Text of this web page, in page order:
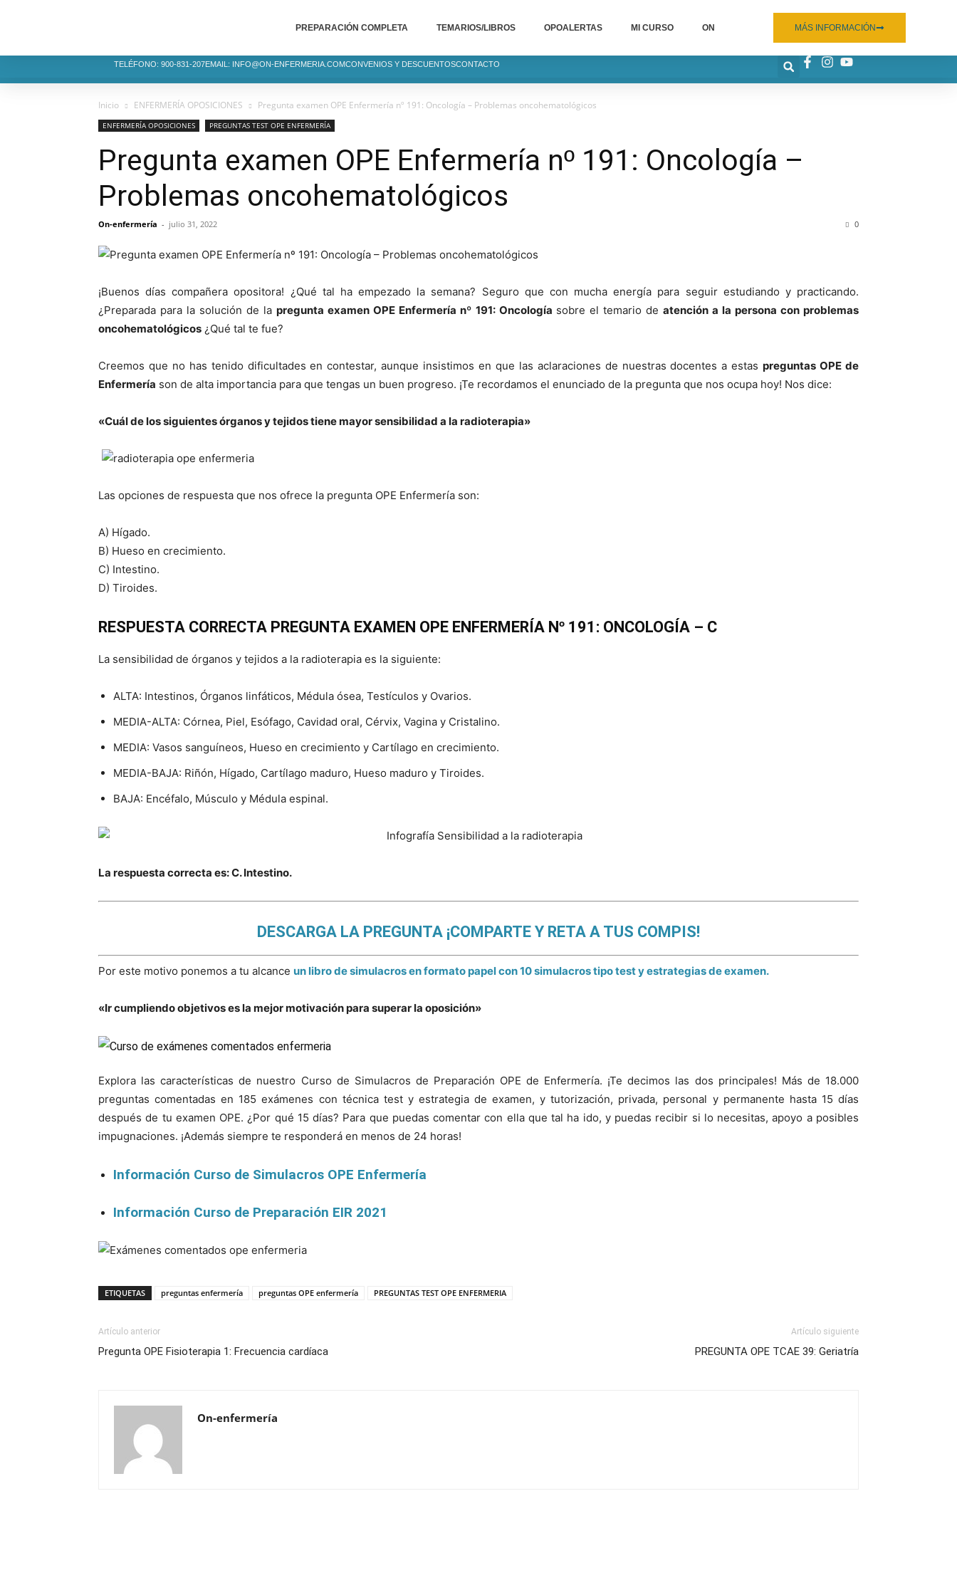
PREPARACIÓN COMPLETA TEMARIOS/LIBROS OPOALERTAS MI CURSO ON MÁS INFORMACIÓN
TELÉFONO: 900-831-207EMAIL: INFO@ON-ENFERMERIA.COMCONVENIOS Y DESCUENTOSCONTACTO
Inicio ENFERMERÍA OPOSICIONES Pregunta examen OPE Enfermería nº 191: Oncología – Problemas oncohematológicos
ENFERMERÍA OPOSICIONES PREGUNTAS TEST OPE ENFERMERÍA
Pregunta examen OPE Enfermería nº 191: Oncología –
Problemas oncohematológicos
On-enfermería - julio 31, 2022 0
¡Buenos días compañera opositora! ¿Qué tal ha empezado la semana? Seguro que con mucha energía para seguir estudiando y practicando.
¿Preparada para la solución de lapregunta examen OPE Enfermería nº 191: Oncología sobre el temario de atención a la persona con problemas
oncohematológicos ¿Qué tal te fue?
Creemos que no has tenido dificultades en contestar, aunque insistimos en que las aclaraciones de nuestras docentes a estaspreguntas OPE de
Enfermería son de alta importancia para que tengas un buen progreso. ¡Te recordamos el enunciado de la pregunta que nos ocupa hoy! Nos dice:
«Cuál de los siguientes órganos y tejidos tiene mayor sensibilidad a la radioterapia»
Las opciones de respuesta que nos ofrece la pregunta OPE Enfermería son:
A) Hígado.
B) Hueso en crecimiento.
C) Intestino.
D) Tiroides.
RESPUESTA CORRECTA PREGUNTA EXAMEN OPE ENFERMERÍA Nº 191: ONCOLOGÍA – C
La sensibilidad de órganos y tejidos a la radioterapia es la siguiente:
ALTA: Intestinos, Órganos linfáticos, Médula ósea, Testículos y Ovarios.
MEDIA-ALTA: Córnea, Piel, Esófago, Cavidad oral, Cérvix, Vagina y Cristalino.
MEDIA: Vasos sanguíneos, Hueso en crecimiento y Cartílago en crecimiento.
MEDIA-BAJA: Riñón, Hígado, Cartílago maduro, Hueso maduro y Tiroides.
BAJA: Encéfalo, Músculo y Médula espinal.
La respuesta correcta es: C. Intestino.
DESCARGA LA PREGUNTA ¡COMPARTE Y RETA A TUS COMPIS!
Por este motivo ponemos a tu alcance un libro de simulacros en formato papel con 10 simulacros tipo test y estrategias de examen.
«Ir cumpliendo objetivos es la mejor motivación para superar la oposición»
Explora las características de nuestro Curso de Simulacros de Preparación OPE de Enfermería. ¡Te decimos las dos principales! Más de 18.000
preguntas comentadas en 185 exámenes con técnica test y estrategia de examen, y tutorización, privada, personal y permanente hasta 15 días
después de tu examen OPE. ¿Por qué 15 días? Para que puedas comentar con ella que tal ha ido, y puedas recibir si lo necesitas, apoyo a posibles
impugnaciones. ¡Además siempre te responderá en menos de 24 horas!
Información Curso de Simulacros OPE Enfermería
Información Curso de Preparación EIR 2021
ETIQUETAS preguntas enfermería preguntas OPE enfermería PREGUNTAS TEST OPE ENFERMERIA
Artículo anterior
Pregunta OPE Fisioterapia 1: Frecuencia cardíaca
Artículo siguiente
PREGUNTA OPE TCAE 39: Geriatría
On-enfermería